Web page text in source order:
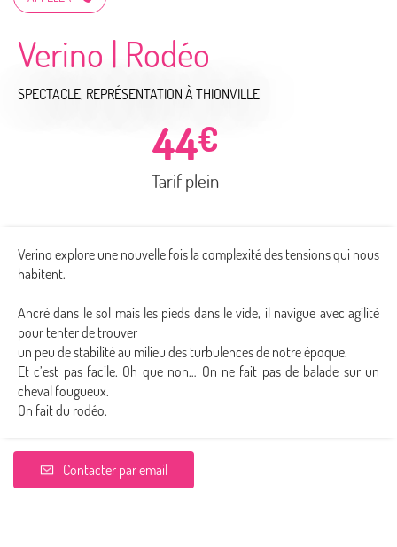
Verino | Rodéo
SPECTACLE, REPRÉSENTATION À THIONVILLE
44€
Tarif plein
Verino explore une nouvelle fois la complexité des tensions qui nous
habitent.
Ancré dans le sol mais les pieds dans le vide, il navigue avec agilité
pour tenter de trouver
un peu de stabilité au milieu des turbulences de notre époque.
Et c’est pas facile. Oh que non… On ne fait pas de balade sur un
cheval fougueux.
On fait du rodéo.
Contacter par email